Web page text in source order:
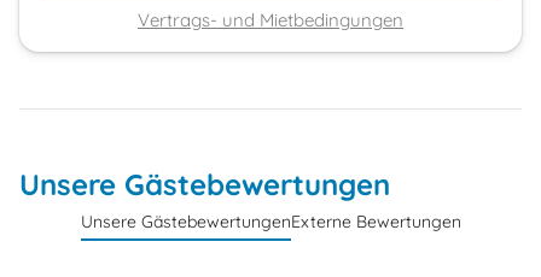
Vertrags- und Mietbedingungen
Unsere Gästebewertungen
Unsere GästebewertungenExterne Bewertungen